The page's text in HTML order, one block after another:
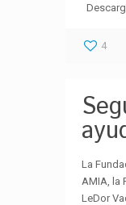
4
La
AMIA, la
LeDor